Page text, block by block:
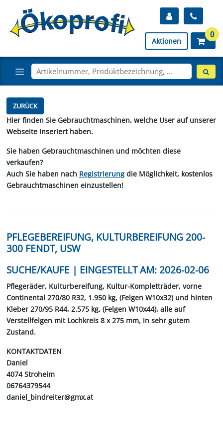
Aktionen
0
ZURÜCK
Hier finden Sie Gebrauchtmaschinen, welche User auf unserer
Webseite inseriert haben.
Sie haben Gebrauchtmaschinen und möchten diese
verkaufen?
Auch Sie haben nach Registrierungdie Möglichkeit, kostenlos
Gebrauchtmaschinen einzustellen!
PFLEGEBEREIFUNG, KULTURBEREIFUNG 200-
300 FENDT, USW
SUCHE/KAUFE | EINGESTELLT AM: 2026-02-06
Pflegeräder, Kulturbereifung, Kultur-Kompletträder, vorne
Continental 270/80 R32, 1.950 kg, (Felgen W10x32) und hinten
Kleber 270/95 R44, 2.575 kg, (Felgen W10x44), alle auf
Verstellfelgen mit Lochkreis 8 x 275 mm, in sehr gutem
Zustand.
KONTAKTDATEN
Daniel
4074 Stroheim
06764379544
daniel_bindreiter@gmx.at